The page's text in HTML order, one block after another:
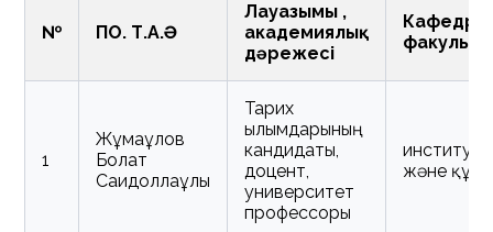
№ ПОҚ. Т.А.Ә
Лауазымы ,
академиялық
дәрежесі
Кафедра
1
Жұмағұлов
Болат
Сағидоллаұлы
Тарих
ғылымдарының
кандидаты,
доцент,
университет
профессоры
институт
және